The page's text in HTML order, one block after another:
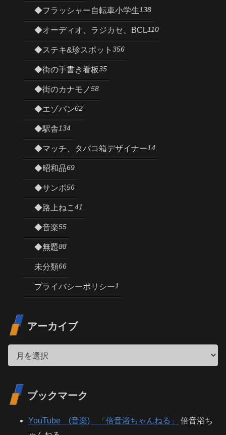
◆フラッシャー自転車小学生138
◆オーディオ、ラジカセ、BCL110
◆ステキ&珍スポット 356
◆街の手書き看板35
◆街のカナモノ58
◆エゾパン62
◆駅舎134
◆マッチ、タバコ箱デザイナー14
◆昭和品69
◆サンポ56
◆路上ねこ 41
◆音楽55
◆無題88
未分類66
プライバシーポリシー1
アーカイブ
ブックマーク
YouTube (音楽) 「倍音浴ちゃんねる」
倍音浴ち